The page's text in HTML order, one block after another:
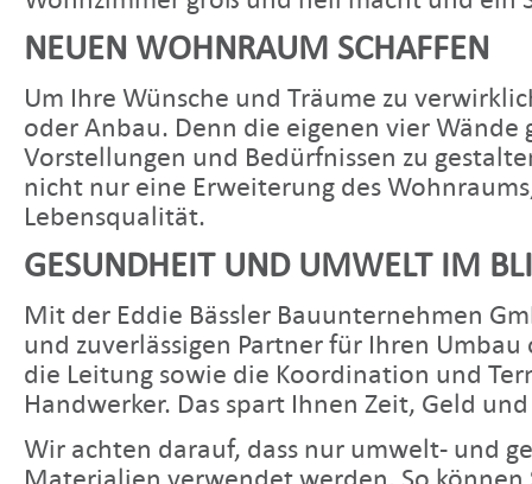
NEUEN WOHNRAUM SCHAFFEN
Um Ihre Wünsche und Träume zu
oder Anbau. Denn die eigenen vier Wände
Vorstellungen und Bedürfnissen zu
nicht nur eine Erweiterung des
Lebensqualität.
GESUNDHEIT UND UMWELT IM
Mit der Eddie Bässler Bauunternehmen
und zuverlässigen Partner für Ihren
die Leitung sowie die Koordination und
Handwerker. Das spart Ihnen Zeit, Geld
Wir achten darauf, dass nur umwelt- und